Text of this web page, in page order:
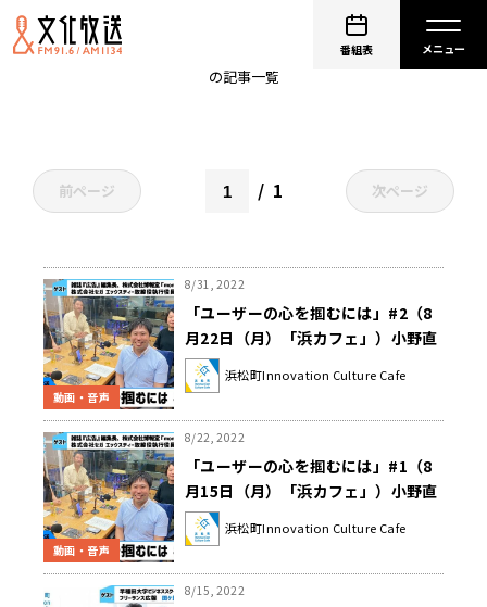
番組表
の記事一覧
前ページ 1 次ページ
動画・音声
8/31, 2022
「ユーザーの心を掴むには」#2（8
月22日（月）「浜カフェ」）小野直
紀（雑誌『広告』編集長、株式会社
博報堂「monom」代表）片山智弘
役執行役員）
浜松町Innovation Culture Cafe
動画・音声
8/22, 2022
「ユーザーの心を掴むには」#1（8
月15日（月）「浜カフェ」）小野直
紀（雑誌『広告』編集長、株式会社
博報堂「monom」代表）片山智弘
役執行役員）
浜松町Innovation Culture Cafe
8/15, 2022